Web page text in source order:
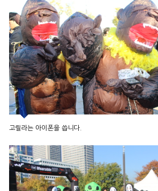
고릴라는 아이폰을 씁니다.